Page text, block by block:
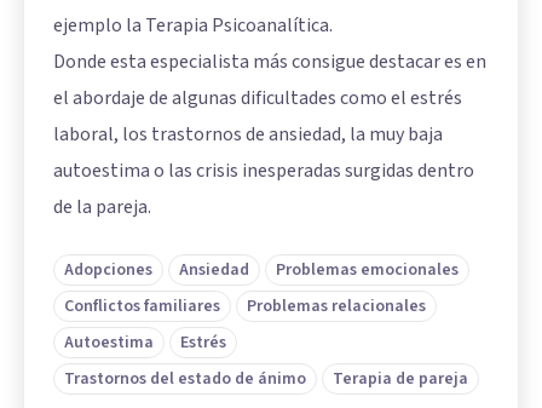
ejemplo la Terapia Psicoanalítica.
Donde esta especialista más consigue destacar es en
el abordaje de algunas dificultades como el estrés
laboral, los trastornos de ansiedad, la muy baja
autoestima o las crisis inesperadas surgidas dentro
de la pareja.
Adopciones Ansiedad
Problemas emocionales
Conflictos familiares
Problemas relacionales
Autoestima
Estrés
Trastornos del estado de ánimo
Terapia de pareja